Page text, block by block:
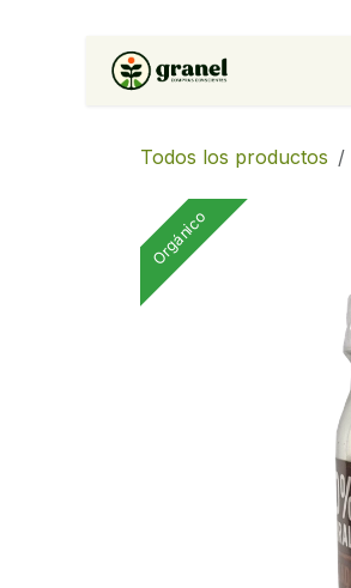
Ir al contenido
Todos los productos
Orgánico